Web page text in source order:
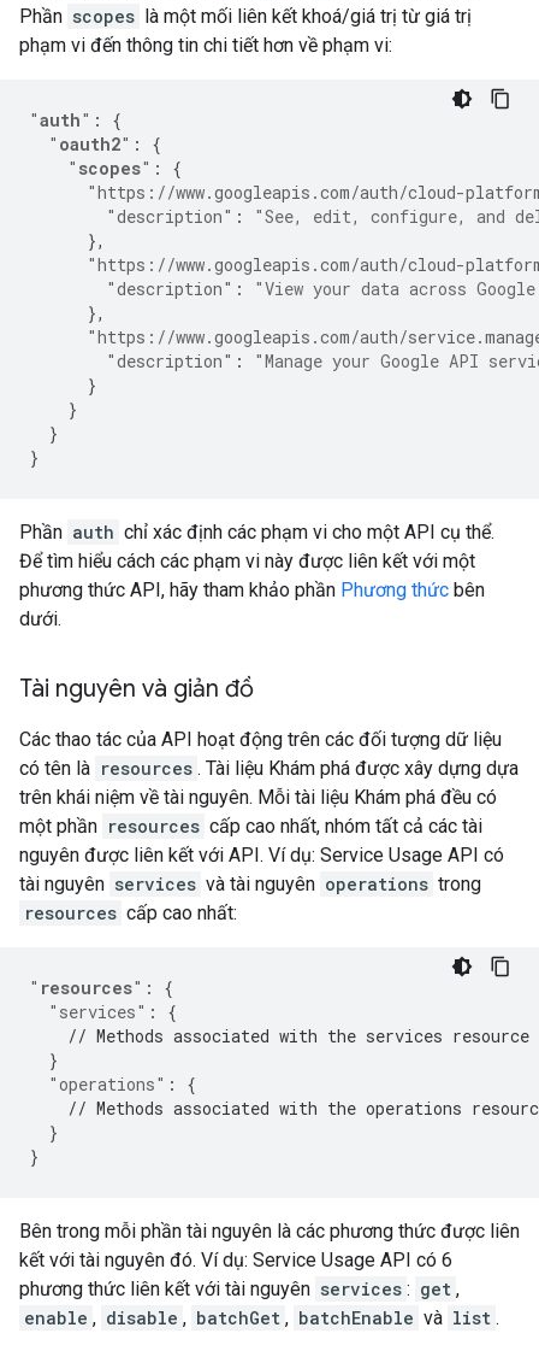
Phần scopes là một mối liên kết khoá/giá trị từ giá trị
phạm vi đến thông tin chi tiết hơn về phạm vi:
"auth" :
{
" oauth2" :
{
" scopes" :
{
"https://www.googleapis.com/auth/cloud-
"description" :
"See, edit, configure, and
},
"https://www.googleapis.com/auth/cloud-
"description" :
"View your data across
},
"https://www.googleapis.com/auth/
"description" :
"Manage your Google API
}
}
}
}
Phần auth chỉ xác định các phạm vi cho một API cụ thể.
Để tìm hiểu cách các phạm vi này được liên kết với một
phương thức API, hãy tham khảo phần Phương thức bên
dưới.
Tài nguyên và giản đồ
Các thao tác của API hoạt động trên các đối tượng dữ liệu
có tên là resources . Tài liệu Khám phá được xây dựng dựa
trên khái niệm về tài nguyên. Mỗi tài liệu Khám phá đều có
một phần resources cấp cao nhất, nhóm tất cả các tài
nguyên được liên kết với API. Ví dụ: Service Usage API có
tài nguyên services và tài nguyên operations trong
resources cấp cao nhất:
" resources" :
{
"services" :
{
// Methods associated with the services resource
}
"operations" :
{
// Methods associated with the operations
}
}
Bên trong mỗi phần tài nguyên là các phương thức được liên
kết với tài nguyên đó. Ví dụ: Service Usage API có 6
phương thức liên kết với tài nguyên services : get ,
enable , disable , batchGet , batchEnable và list .